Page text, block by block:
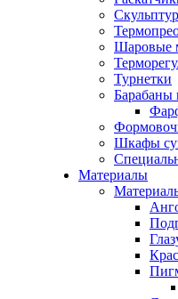
Шаровые
Турнетки
Барабаны
Шкафы
Материалы